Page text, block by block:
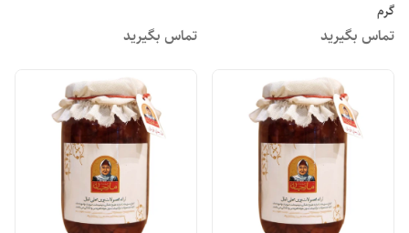
گرم
تماس بگیرید تماس بگیرید